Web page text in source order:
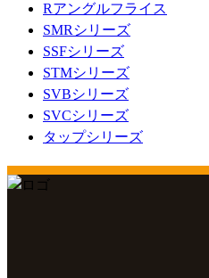
Rアングルフライス
SMRシリーズ
SSFシリーズ
STMシリーズ
SVBシリーズ
SVCシリーズ
タップシリーズ